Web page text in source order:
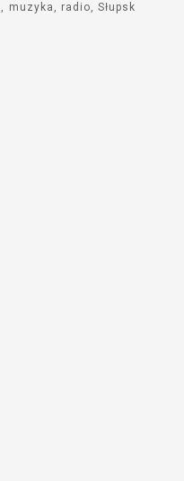
muzyka radio Słupsk